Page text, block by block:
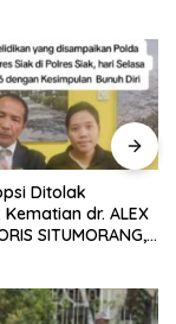
Ditolak
dr. ALEX
SITUMORANG,